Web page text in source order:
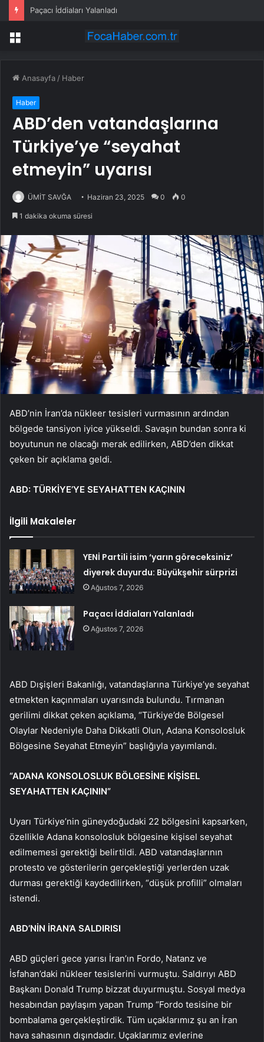
Paçacı İddiaları Yalanladı
Menü
Anasayfa / Haber
Haber
ABD’den vatandaşlarına
Türkiye’ye “seyahat
etmeyin” uyarısı
ÜMİT SAVĞA Haziran 23, 2025 0 0
1 dakika okuma süresi
ABD’nin İran’da nükleer tesisleri vurmasının ardından
bölgede tansiyon iyice yükseldi. Savaşın bundan sonra ki
boyutunun ne olacağı merak edilirken, ABD’den dikkat
çeken bir açıklama geldi.
ABD: TÜRKİYE’YE SEYAHATTEN KAÇININ
İlgili Makaleler
YENİ Partili isim ‘yarın göreceksiniz’
diyerek duyurdu: Büyükşehir sürprizi
Ağustos 7, 2026
Paçacı İddiaları Yalanladı
Ağustos 7, 2026
ABD Dışişleri Bakanlığı, vatandaşlarına Türkiye’ye seyahat
etmekten kaçınmaları uyarısında bulundu. Tırmanan
gerilimi dikkat çeken açıklama, “Türkiye’de Bölgesel
Olaylar Nedeniyle Daha Dikkatli Olun, Adana Konsolosluk
Bölgesine Seyahat Etmeyin” başlığıyla yayımlandı.
“ADANA KONSOLOSLUK BÖLGESİNE KİŞİSEL
SEYAHATTEN KAÇININ”
Uyarı Türkiye’nin güneydoğudaki 22 bölgesini kapsarken,
özellikle Adana konsolosluk bölgesine kişisel seyahat
edilmemesi gerektiği belirtildi. ABD vatandaşlarının
protesto ve gösterilerin gerçekleştiği yerlerden uzak
durması gerektiği kaydedilirken, “düşük profilli” olmaları
istendi.
ABD’NİN İRAN’A SALDIRISI
ABD güçleri gece yarısı İran’ın Fordo, Natanz ve
İsfahan’daki nükleer tesislerini vurmuştu. Saldırıyı ABD
Başkanı Donald Trump bizzat duyurmuştu. Sosyal medya
hesabından paylaşım yapan Trump “Fordo tesisine bir
bombalama gerçekleştirdik. Tüm uçaklarımız şu an İran
hava sahasının dışındadır. Uçaklarımız evlerine